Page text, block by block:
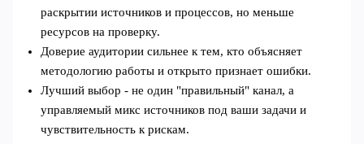
раскрытии источников и процессов, но меньше
ресурсов на проверку.
Доверие аудитории сильнее к тем, кто объясняет
методологию работы и открыто признает ошибки.
Лучший выбор - не один "правильный" канал, а
управляемый микс источников под ваши задачи и
чувствительность к рискам.